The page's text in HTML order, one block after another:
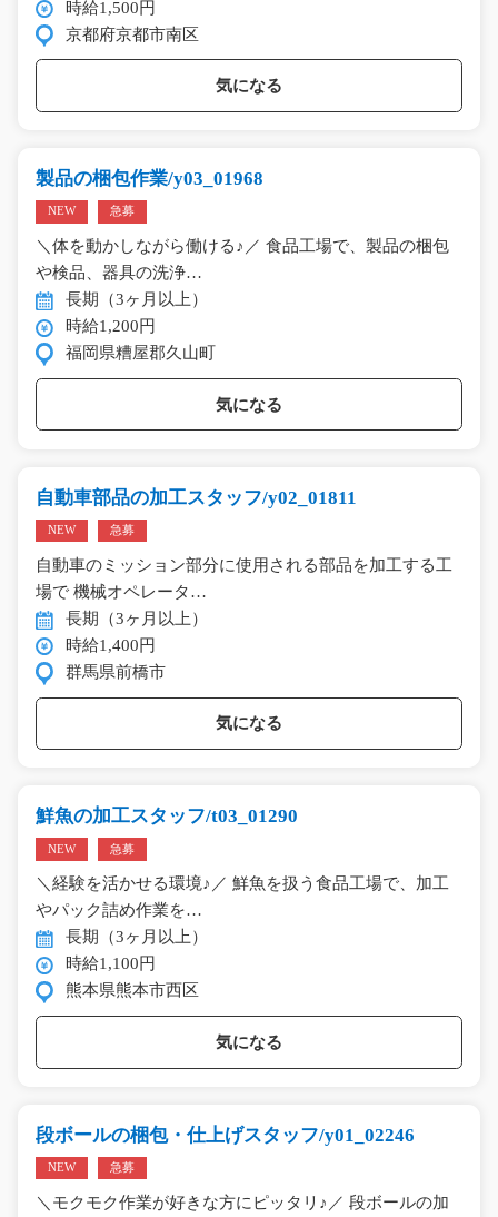
時給1,500円
京都府京都市南区
気になる
製品の梱包作業/y03_01968
NEW 急募
＼体を動かしながら働ける♪／ 食品工場で、製品の梱包
や検品、器具の洗浄…
長期（3ヶ月以上）
時給1,200円
福岡県糟屋郡久山町
気になる
自動車部品の加工スタッフ/y02_01811
NEW 急募
自動車のミッション部分に使用される部品を加工する工
場で 機械オペレータ…
長期（3ヶ月以上）
時給1,400円
群馬県前橋市
気になる
鮮魚の加工スタッフ/t03_01290
NEW 急募
＼経験を活かせる環境♪／ 鮮魚を扱う食品工場で、加工
やパック詰め作業を…
長期（3ヶ月以上）
時給1,100円
熊本県熊本市西区
気になる
段ボールの梱包・仕上げスタッフ/y01_02246
NEW 急募
＼モクモク作業が好きな方にピッタリ♪／ 段ボールの加